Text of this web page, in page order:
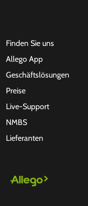
Finden Sie uns
Allego App
Geschäftslösungen
Preise
Live-Support
NMBS
Lieferanten